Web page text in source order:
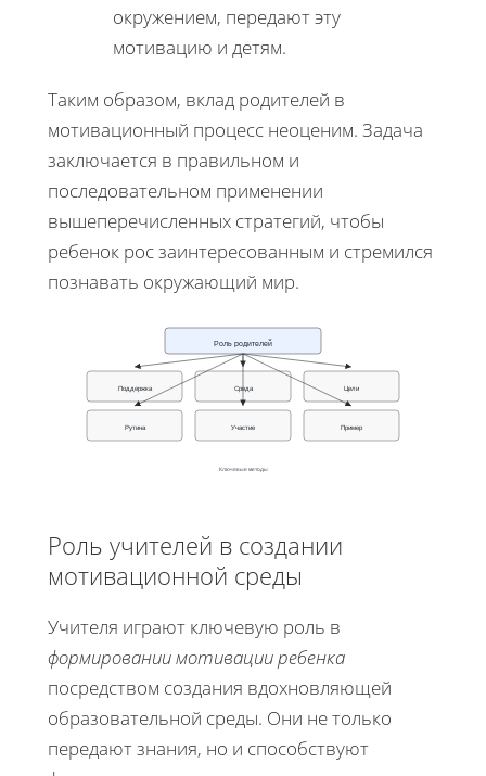
окружением, передают эту
мотивацию и детям.
Таким образом, вклад родителей в
мотивационный процесс неоценим. Задача
заключается в правильном и
последовательном применении
вышеперечисленных стратегий, чтобы
ребенок рос заинтересованным и стремился
познавать окружающий мир.
Роль родителей
Поддержка Среда Цели
Рутина Участие Пример
Ключевые методы
Роль учителей в создании
мотивационной среды
Учителя играют ключевую роль в
формировании мотивации ребенка
посредством создания вдохновляющей
образовательной среды. Они не только
передают знания, но и способствуют